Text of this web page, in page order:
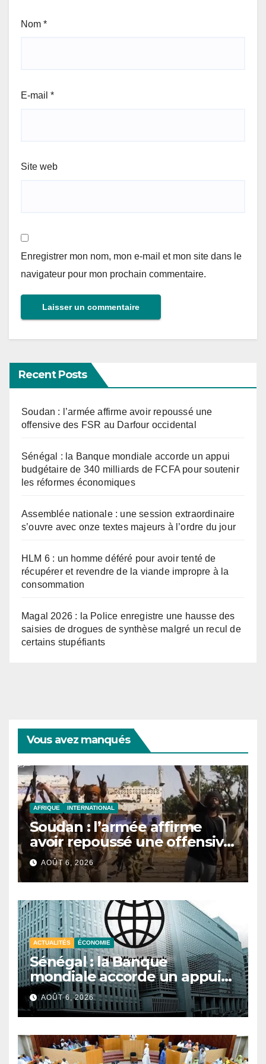
Nom *
E-mail *
Site web
Enregistrer mon nom, mon e-mail et mon site dans le
navigateur pour mon prochain commentaire.
Recent Posts
Soudan : l’armée affirme avoir repoussé une
offensive des FSR au Darfour occidental
Sénégal : la Banque mondiale accorde un appui
budgétaire de 340 milliards de FCFA pour soutenir
les réformes économiques
Assemblée nationale : une session extraordinaire
s’ouvre avec onze textes majeurs à l’ordre du jour
HLM 6 : un homme déféré pour avoir tenté de
récupérer et revendre de la viande impropre à la
consommation
Magal 2026 : la Police enregistre une hausse des
saisies de drogues de synthèse malgré un recul de
certains stupéfiants
Vous avez manqués
AFRIQUE INTERNATIONAL
Soudan : l’armée affirme
avoir repoussé une offensive
des FSR au Darfour
occidental
AOÛT 6, 2026
ACTUALITÉS ÉCONOMIE
Sénégal : la Banque
mondiale accorde un appui
budgétaire de 340 milliards
de FCFA pour soutenir les
réformes économiques
AOÛT 6, 2026